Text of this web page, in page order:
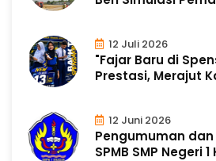
12 Juli 2026
"Fajar Baru di
Prestasi, Merajut
12 Juni 2026
Pengumuman
SPMB SMP Negeri